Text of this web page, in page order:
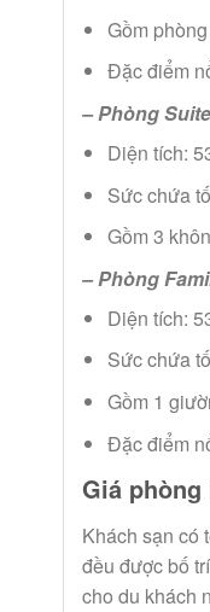
Gồm
Đặc điểm
– Phòng
Diện tích:
Sức chứa
Gồm 3
– Phòng
Diện tích:
Sức chứa
Gồm 1
Đặc điểm
Giá
Khách sạn có
đều được bố
cho du khách